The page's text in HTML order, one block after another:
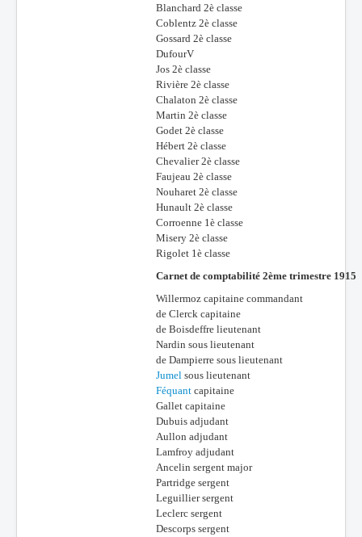
Blanchard 2è classe
Coblentz 2è classe
Gossard 2è classe
DufourV
Jos 2è classe
Rivière 2è classe
Chalaton 2è classe
Martin 2è classe
Godet 2è classe
Hébert 2è classe
Chevalier 2è classe
Faujeau 2è classe
Nouharet 2è classe
Hunault 2è classe
Corroenne 1è classe
Misery 2è classe
Rigolet 1è classe
Carnet de comptabilité 2ème trimestre 1915
Willermoz capitaine commandant
de Clerck capitaine
de Boisdeffre lieutenant
Nardin sous lieutenant
de Dampierre sous lieutenant
Jumel sous lieutenant
Féquant capitaine
Gallet capitaine
Dubuis adjudant
Aullon adjudant
Lamfroy adjudant
Ancelin sergent major
Partridge sergent
Leguillier sergent
Leclerc sergent
Descorps sergent